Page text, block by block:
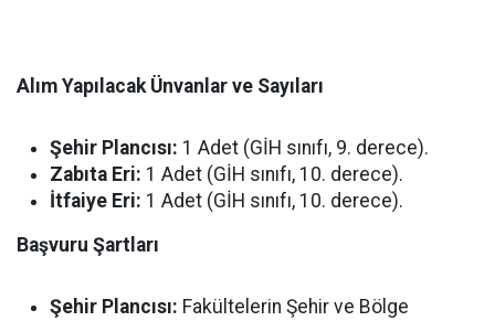
Alım Yapılacak Ünvanlar ve Sayıları
Şehir Plancısı: 1 Adet (GİH sınıfı, 9. derece).
Zabıta Eri: 1 Adet (GİH sınıfı, 10. derece).
İtfaiye Eri: 1 Adet (GİH sınıfı, 10. derece).
Başvuru Şartları
Şehir Plancısı: Fakültelerin Şehir ve Bölge